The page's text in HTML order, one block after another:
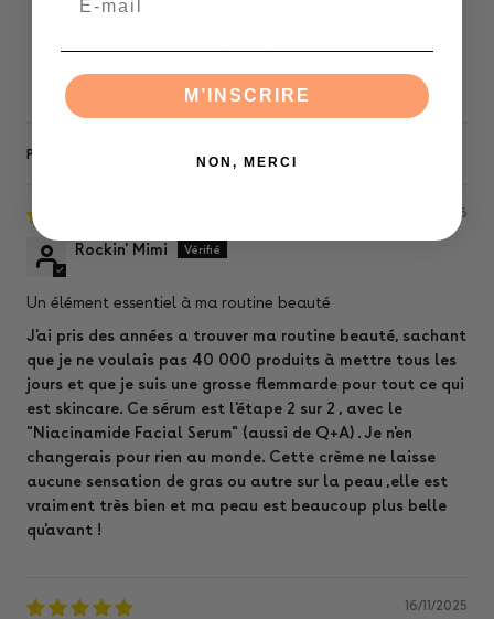
Vérifié
Sort by
13/03/2026
Rockin' Mimi
Un élément essentiel à ma routine beauté
J'ai pris des années a trouver ma routine beauté, sachant
que je ne voulais pas 40 000 produits à mettre tous les
jours et que je suis une grosse flemmarde pour tout ce qui
est skincare. Ce sérum est l'étape 2 sur 2 , avec le
"Niacinamide Facial Serum" (aussi de Q+A) . Je n'en
changerais pour rien au monde. Cette crème ne laisse
aucune sensation de gras ou autre sur la peau ,elle est
vraiment très bien et ma peau est beaucoup plus belle
qu'avant !
16/11/2025
M’INSCRIRE
NON, MERCI